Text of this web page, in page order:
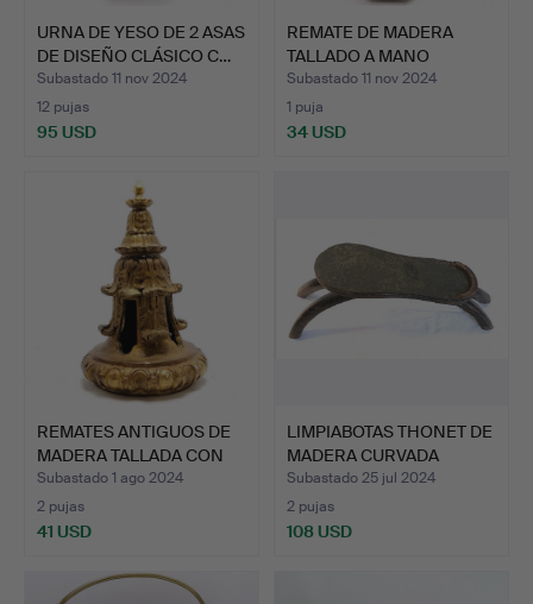
URNA DE YESO DE 2 ASAS
DE DISEÑO CLÁSICO C…
Subastado 11 nov 2024
12 pujas
95 USD
REMATE DE MADERA
TALLADO A MANO
ANTIGUO CO…
Subastado 11 nov 2024
1 puja
34 USD
REMATES ANTIGUOS DE
MADERA TALLADA CON
ACA…
Subastado 1 ago 2024
2 pujas
41 USD
LIMPIABOTAS THONET DE
MADERA CURVADA
ENVEJ…
Subastado 25 jul 2024
2 pujas
108 USD